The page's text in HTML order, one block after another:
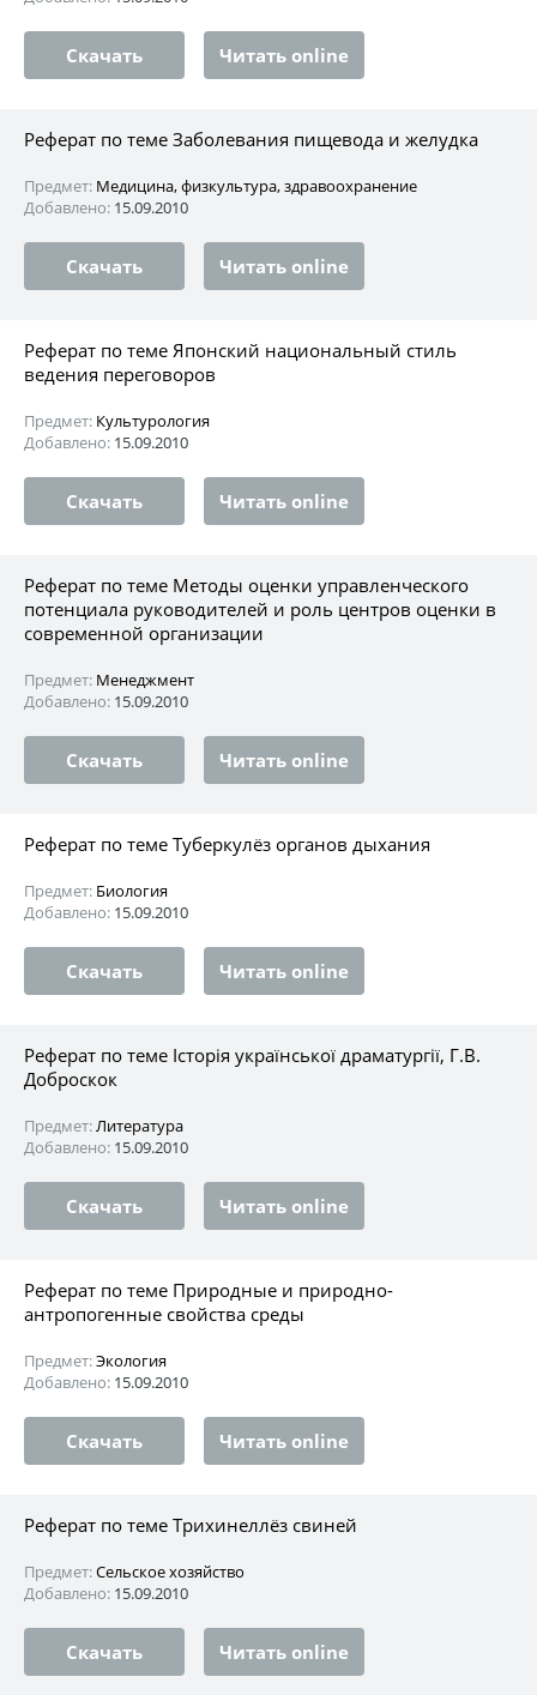
Скачать Читать online
Реферат по теме Заболевания пищевода и желудка
Предмет: Медицина, физкультура, здравоохранение
Добавлено: 15.09.2010
Скачать Читать online
Реферат по теме Японский национальный стиль
ведения переговоров
Предмет: Культурология
Добавлено: 15.09.2010
Скачать Читать online
Реферат по теме Методы оценки управленческого
потенциала руководителей и роль центров оценки в
современной организации
Предмет: Менеджмент
Добавлено: 15.09.2010
Скачать Читать online
Реферат по теме Туберкулёз органов дыхания
Предмет: Биология
Добавлено: 15.09.2010
Скачать Читать online
Реферат по теме Iсторія української драматургії, Г.В.
Доброскок
Предмет:Литература
Добавлено: 15.09.2010
Скачать Читать online
Реферат по теме Природные и природно-
антропогенные свойства среды
Предмет:Экология
Добавлено: 15.09.2010
Скачать Читать online
Реферат по теме Трихинеллёз свиней
Предмет:Сельское хозяйство
Добавлено: 15.09.2010
Скачать Читать online